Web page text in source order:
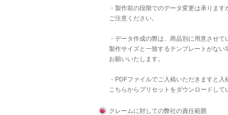
・製作前の段階でのデータ変更は承りま
ご注意ください。
・データ作成の際は、商品別に用意させ
製作サイズと一致するテンプレートがない
お願いいたします。
・PDFファイルでご入稿いただきますと
こちらからプリセットをダウンロードし
クレームに対しての弊社の責任範囲